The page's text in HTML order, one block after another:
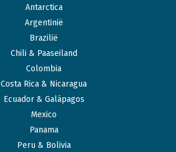
Antarctica
Argentinië
Brazilië
Chili & Paaseiland
Colombia
Costa Rica & Nicaragua
Ecuador & Galápagos
Mexico
Panama
Peru & Bolivia